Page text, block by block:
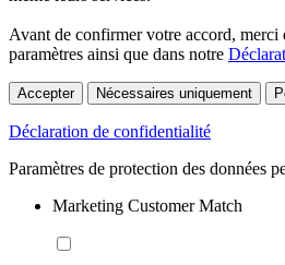
Avant de confirmer votre accord, merci
paramètres ainsi que dans notre
Accepter Nécessaires uniquement
Déclaration de confidentialité
Paramètres de protection des données
Marketing Customer Match